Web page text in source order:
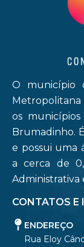
O município
os
Brumadinho.
e possui uma
a cerca de
Administrativa
CONTATOS E
ENDEREÇO
Rua Eloy